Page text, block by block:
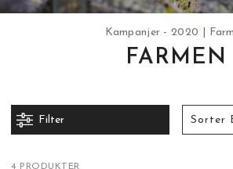
Kampanjer - 2020
FARMEN
Filter Sorter
4 PRODUKTER